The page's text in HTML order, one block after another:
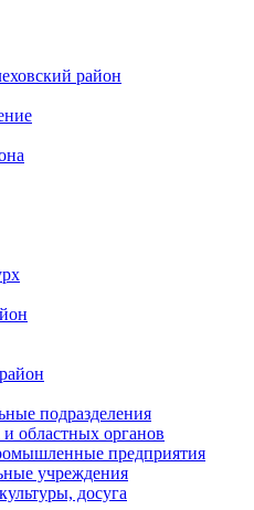
район
подразделения
областных органов
предприятия
учреждения
досуга